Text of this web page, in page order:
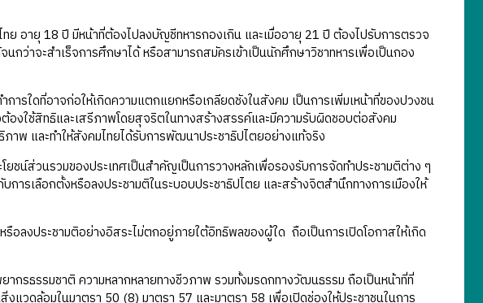
อายุ 18 ปี มีหน้าที่ต้องไปลงบัญชีทหารกองเกิน และเมื่ออายุ 21 ปี ต้องไปรับการตรวจ
ว่าจะสำเร็จการศึกษาได้ หรือสามารถสมัครเข้าเป็นนักศึกษาวิชาทหารเพื่อเป็นกอง
ารใดที่อาจก่อให้เกิดความแตกแยกหรือเกลียดชังในสังคม เป็นการเพิ่มเหน้าที่ของปวงชน
องใช้สิทธิและเสรีภาพโดยสุจริตในทางสร้างสรรค์และมีความรับผิดชอบต่อสังคม
าพ และทำให้สังคมไทยได้รับการพัฒนาประชาธิปไตยอย่างแท้จริง
ชน์ส่วนรวมของประเทศเป็นสำคัญเป็นการวางหลักเพื่อรองรับการจัดทำประชามติต่าง ๆ
ารเลือกตั้งหรือลงประชามติในระบอบประชาธิปไตย และสร้างจิตสำนึกทางการเมืองให้
อลงประชามติอย่างอิสระไม่ตกอยู่ภายใต้อิทธิพลของผู้ใด ถือเป็นการเปิดโอกาสให้เกิด
รธรรมชาติ ความหลากหลายทางชีวภาพ รวมทั้งมรดกทางวัฒนธรรม ถือเป็นหน้าที่ที่
ดล้อมในมาตรา 50 (8) มาตรา 57 และมาตรา 58 เพื่อเปิดช่องให้ประชาชนในการ